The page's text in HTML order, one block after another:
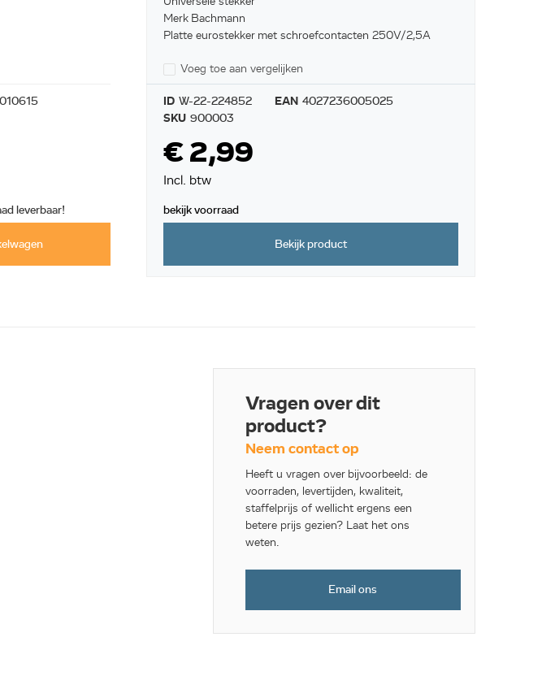
leverbaar!
Merk Bachmann
Platte eurostekker met schroefcontacten 250V/2,5A
Voeg toe aan vergelijken
ID W-22-224852 EAN 4027236005025
SKU 900003
€ 2,99
Incl. btw
bekijk voorraad
Bekijk product
Vragen over dit
product?
Neem contact op
Heeft u vragen over bijvoorbeeld: de
voorraden, levertijden, kwaliteit,
staffelprijs of wellicht ergens een
betere prijs gezien? Laat het ons
weten.
Email ons